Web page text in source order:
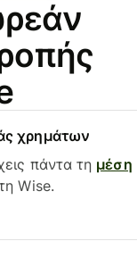
χρημάτων
πάντα τη μέση
Wise.